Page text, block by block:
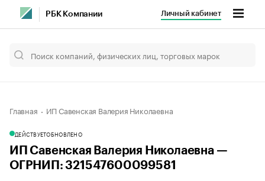
РБК Компании Личный кабинет
Главная ИП Савенская Валерия Николаевна
ДЕЙСТВУЕТОБНОВЛЕНО
ИП Савенская Валерия Николаевна —
ОГРНИП: 321547600099581